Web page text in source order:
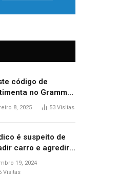
código de
no Grammy?
surgiu
nua na
8, 2025 53 Visitas
é suspeito de
carro e agredir
aposentado
confusão no
19, 2024
Visitas